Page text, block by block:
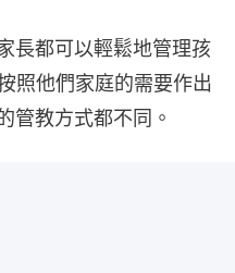
長都可以輕鬆地管理孩
照他們家庭的需要作出
管教方式都不同。